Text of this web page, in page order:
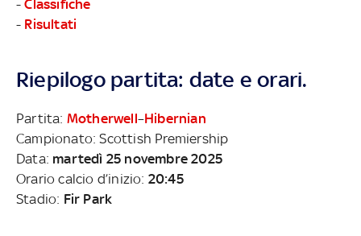
-Classifiche
- Risultati
Riepilogo partita: date e orari.
Partita: Motherwell–Hibernian
Campionato: Scottish Premiership
Data: martedì 25 novembre 2025
Orario calcio d’inizio: 20:45
Stadio: Fir Park